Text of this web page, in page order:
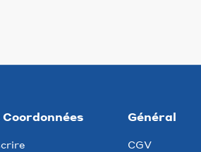
Coordonnées Général
CGV